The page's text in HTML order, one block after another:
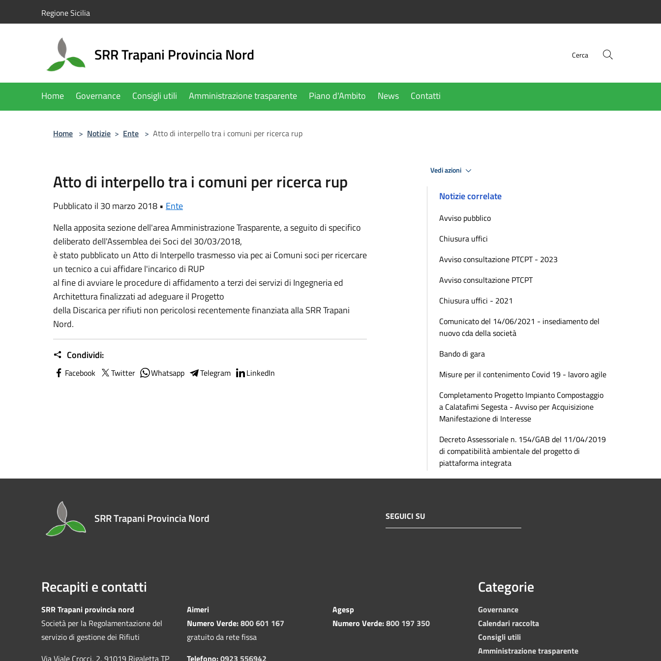
Regione Sicilia
SRR Trapani Provincia Nord Cerca
Home Governance Consigli utili Amministrazione trasparente Piano d'Ambito News Contatti
Home > Notizie > Ente > Atto di interpello tra i comuni per ricerca rup
Atto di interpello tra i comuni per ricerca rup
Pubblicato il 30 marzo 2018 • Ente
Nella apposita sezione dell'area Amministrazione Trasparente, a seguito di specifico
deliberato dell'Assemblea dei Soci del 30/03/2018,
è stato pubblicato un Atto di Interpello trasmesso via pec ai Comuni soci per ricercare
un tecnico a cui affidare l'incarico di RUP
al fine di avviare le procedure di affidamento a terzi dei servizi di Ingegneria ed
Architettura finalizzati ad adeguare il Progetto
della Discarica per rifiuti non pericolosi recentemente finanziata alla SRR Trapani
Nord.
Condividi:
Facebook Twitter Whatsapp Telegram LinkedIn
Vedi azioni
Notizie correlate
Avviso pubblico
Chiusura uffici
Avviso consultazione PTCPT - 2023
Avviso consultazione PTCPT
Chiusura uffici - 2021
Comunicato del 14/06/2021 - insediamento del
nuovo cda della società
Bando di gara
Misure per il contenimento Covid 19 - lavoro agile
Completamento Progetto Impianto Compostaggio
a Calatafimi Segesta - Avviso per Acquisizione
Manifestazione di Interesse
Decreto Assessoriale n. 154/GAB del 11/04/2019
di compatibilità ambientale del progetto di
piattaforma integrata
SRR Trapani Provincia Nord SEGUICI SU
Recapiti e contatti
SRR Trapani provincia nord
Società per la Regolamentazione del
servizio di gestione dei Rifiuti
Via Viale Crocci, 2, 91019 Rigaletta TP
Aimeri
Numero Verde:800 601 167
gratuito da rete fissa
Telefono:0923 556942
Agesp
Numero Verde:800 197 350
Categorie
Governance
Calendari raccolta
Consigli utili
Amministrazione trasparente